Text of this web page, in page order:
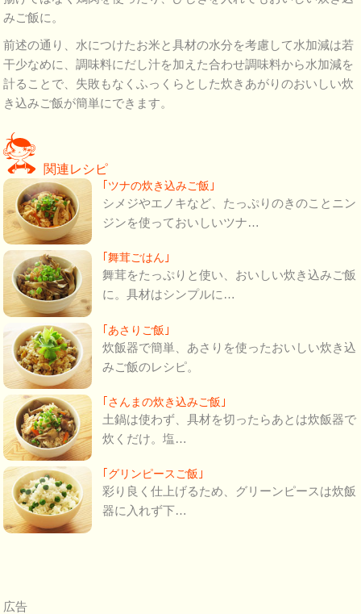
みご飯に。
前述の通り、水につけたお米と具材の水分を考慮して水加減は若
干少なめに、調味料にだし汁を加えた合わせ調味料から水加減を
計ることで、失敗もなくふっくらとした炊きあがりのおいしい炊
き込みご飯が簡単にできます。
関連レシピ
｢ツナの炊き込みご飯｣
シメジやエノキなど、たっぷりのきのことニン
ジンを使っておいしいツナ…
｢舞茸ごはん｣
舞茸をたっぷりと使い、おいしい炊き込みご飯
に。具材はシンプルに…
｢あさりご飯｣
炊飯器で簡単、あさりを使ったおいしい炊き込
みご飯のレシピ。
｢さんまの炊き込みご飯｣
土鍋は使わず、具材を切ったらあとは炊飯器で
炊くだけ。塩…
｢グリンピースご飯｣
彩り良く仕上げるため、グリーンピースは炊飯
器に入れず下…
広告